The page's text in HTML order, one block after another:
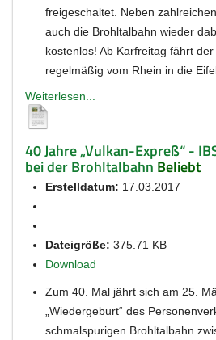
freigeschaltet. Neben
auch die Brohltalbahn wieder
kostenlos! Ab Karfreitag fährt
regelmäßig vom Rhein in die
Weiterlesen...
40 Jahre „Vulkan-Expreß“ -
bei der Brohltalbahn Beliebt
Erstelldatum: 17.03.2017
Dateigröße: 375.71 KB
Download
Zum 40. Mal jährt sich am 25.
„Wiedergeburt“ des
schmalspurigen Brohltalbahn